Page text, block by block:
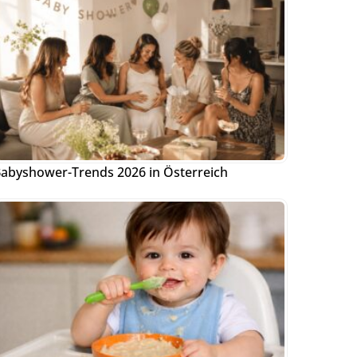
Trends 2026 in Österreich